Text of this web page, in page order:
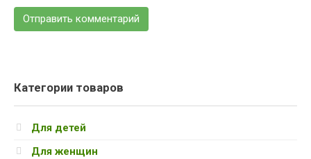
Категории товаров
Для детей
Для женщин